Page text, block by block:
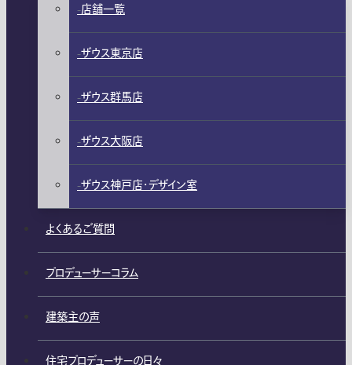
店舗一覧
ザウス東京店
ザウス群馬店
ザウス大阪店
ザウス神戸店・デザイン室
よくあるご質問
プロデューサーコラム
建築主の声
住宅プロデューサーの日々